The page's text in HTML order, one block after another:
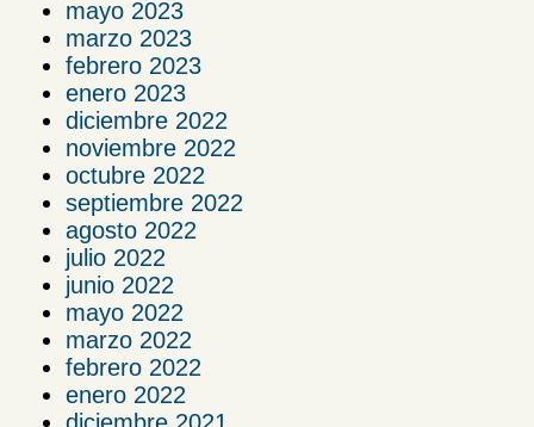
mayo 2023
marzo 2023
febrero 2023
enero 2023
diciembre 2022
noviembre 2022
octubre 2022
septiembre 2022
agosto 2022
julio 2022
junio 2022
mayo 2022
marzo 2022
febrero 2022
enero 2022